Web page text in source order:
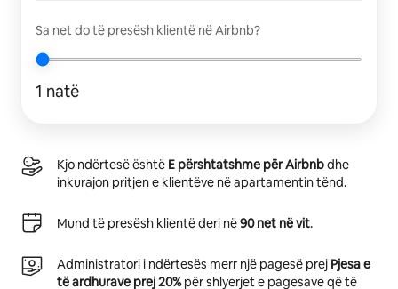
Sa net do të presësh klientë në Airbnb?
1 natë
Kjo ndërtesë është E përshtatshme për Airbnbdhe
inkurajon pritjen e klientëve në apartamentin tënd.
Mund të presësh klientë deri në90 net në vit.
Administratori i ndërtesës merr një pagesë prej Pjesa e
të ardhurave prej 20%për shlyerjet e pagesave që të